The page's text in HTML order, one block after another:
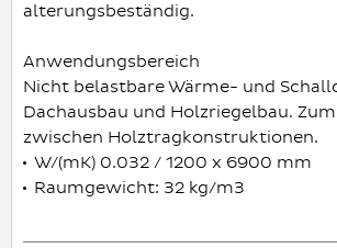
alterungsbeständig.
Anwendungsbereich
Nicht belastbare Wärme- und
Dachausbau und Holzriegelbau.
zwischen Holztragkonstruktionen.
W/(mK) 0.032 / 1200 x 6900 mm
Raumgewicht: 32 kg/m3